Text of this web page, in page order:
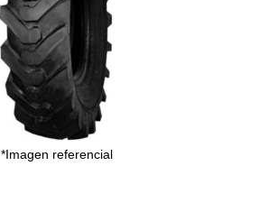
*Imagen referencial